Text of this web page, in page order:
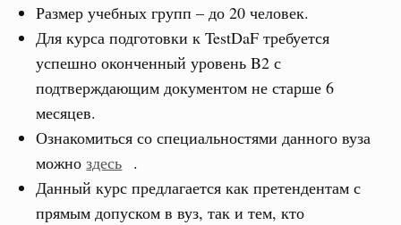
Размер учебных групп – до 20 человек.
Для курса подготовки к TestDaF требуется
успешно оконченный уровень B2 с
подтверждающим документом не старше 6
месяцев.
Ознакомиться со специальностями данного вуза
можноздесь .
Данный курс предлагается как претендентам с
прямым допуском в вуз, так и тем, кто